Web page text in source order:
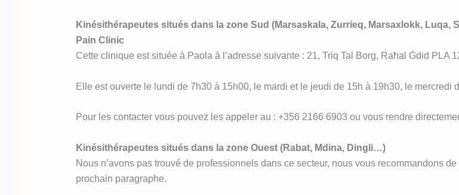
Kinésithérapeutes situés dans la zone Sud (Marsaskala, Zurrieq, Marsaxlokk, Luqa,
Pain Clinic
Cette clinique est située à Paola à l’adresse suivante : 21, Triq Tal Borg, Raħal Ġdid PLA
Elle est ouverte le lundi de 7h30 à 15h00, le mardi et le jeudi de 15h à 19h30, le mercredi
Pour les contacter vous pouvez les appeler au : +356 2166 6903 ou vous rendre
Kinésithérapeutes situés dans la zone Ouest (Rabat, Mdina, Dingli…)
Nous n’avons pas trouvé de professionnels dans ce secteur, nous vous recommandons
prochain paragraphe.